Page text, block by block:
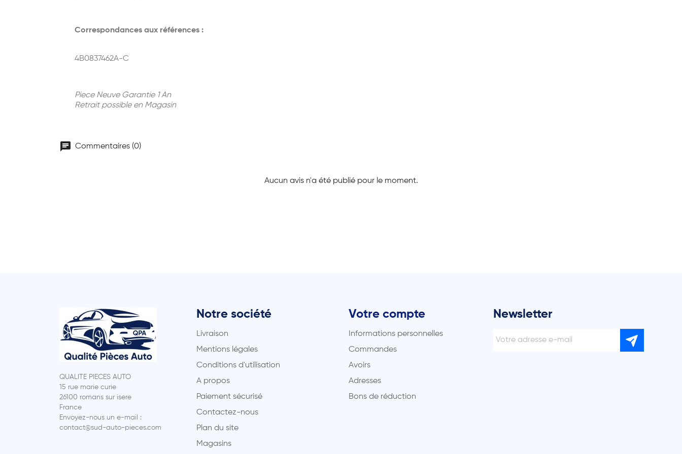
Correspondances aux références :
4B0837462A-C
Piece Neuve Garantie 1 An
Retrait possible en Magasin
chat Commentaires (0)
Aucun avis n'a été publié pour le moment.
QUALITE PIECES AUTO
15 rue marie curie
26100 romans sur isere
France
Envoyez-nous un e-mail :
contact@sud-auto-pieces.com
Notre société
Livraison
Mentions légales
Conditions d'utilisation
A propos
Paiement sécurisé
Contactez-nous
Plan du site
Magasins
Votre compte
Informations personnelles
Commandes
Avoirs
Adresses
Bons de réduction
Newsletter